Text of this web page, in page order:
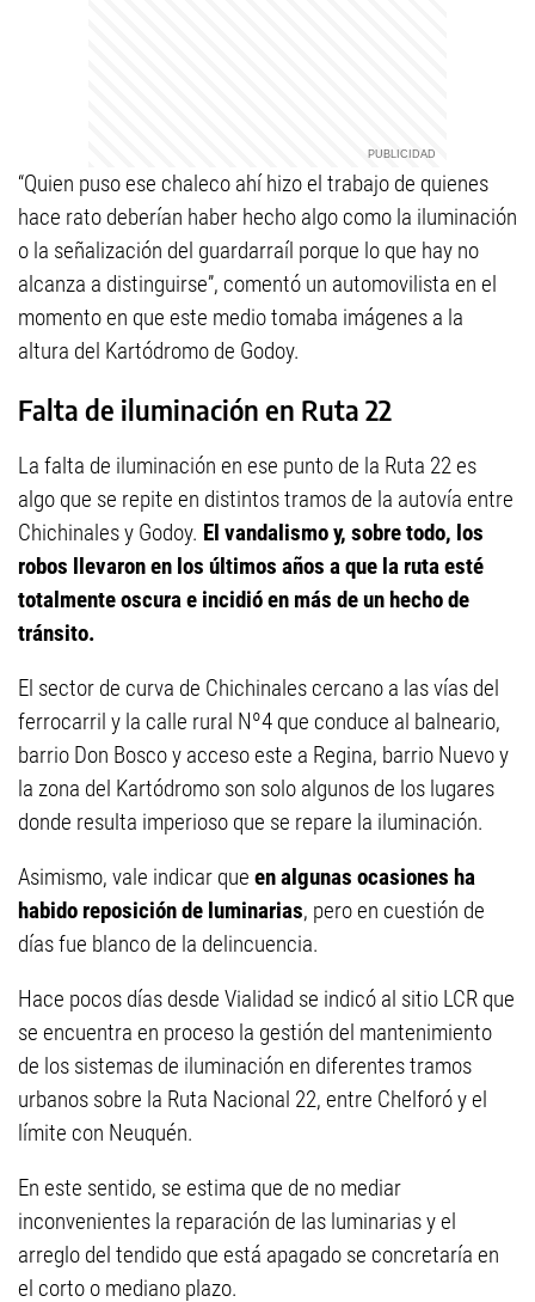
“Quien puso ese chaleco ahí hizo el trabajo de quienes
hace rato deberían haber hecho algo como la iluminación
o la señalización del guardarraíl porque lo que hay no
alcanza a distinguirse”, comentó un automovilista en el
momento en que este medio tomaba imágenes a la
altura del Kartódromo de Godoy.
Falta de iluminación en Ruta 22
La falta de iluminación en ese punto de la Ruta 22 es
algo que se repite en distintos tramos de la autovía entre
Chichinales y Godoy. El vandalismo y, sobre todo, los
robos llevaron en los últimos años a que la ruta esté
totalmente oscura e incidió en más de un hecho de
tránsito.
El sector de curva de Chichinales cercano a las vías del
ferrocarril y la calle rural Nº4 que conduce al balneario,
barrio Don Bosco y acceso este a Regina, barrio Nuevo y
la zona del Kartódromo son solo algunos de los lugares
donde resulta imperioso que se repare la iluminación.
Asimismo, vale indicar que en algunas ocasiones ha
habido reposición de luminarias, pero en cuestión de
días fue blanco de la delincuencia.
Hace pocos días desde Vialidad se indicó al sitio LCR que
se encuentra en proceso la gestión del mantenimiento
de los sistemas de iluminación en diferentes tramos
urbanos sobre la Ruta Nacional 22, entre Chelforó y el
límite con Neuquén.
En este sentido, se estima que de no mediar
inconvenientes la reparación de las luminarias y el
arreglo del tendido que está apagado se concretaría en
el corto o mediano plazo.